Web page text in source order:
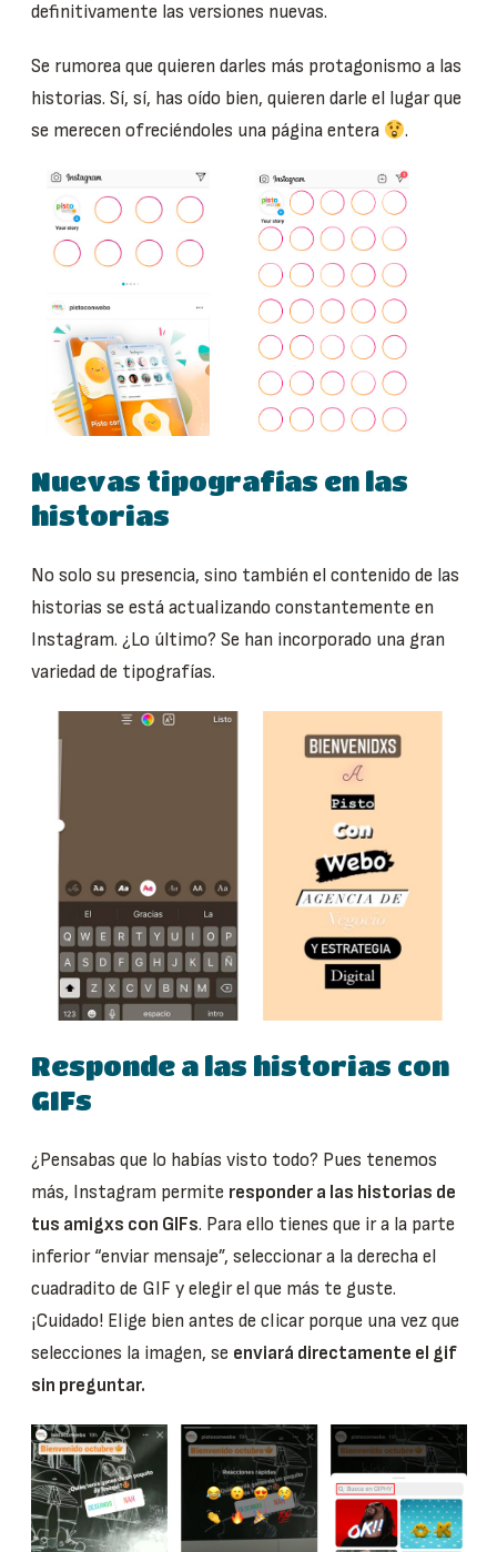
definitivamente las versiones nuevas.
Se rumorea que quieren darles más protagonismo a las
historias. Sí, sí, has oído bien, quieren darle el lugar que
se merecen ofreciéndoles una página entera
.
Nuevas tipografías en las
historias
No solo su presencia, sino también el contenido de las
historias se está actualizando constantemente en
Instagram. ¿Lo último? Se han incorporado una gran
variedad de tipografías.
Responde a las historias con
GIFs
¿Pensabas que lo habías visto todo? Pues tenemos
más, Instagram permite responder a las historias de
tus amigxs con GIFs. Para ello tienes que ir a la parte
inferior “enviar mensaje”, seleccionar a la derecha el
cuadradito de GIF y elegir el que más te guste.
¡Cuidado! Elige bien antes de clicar porque una vez que
selecciones la imagen, se enviará directamente el gif
sin preguntar.